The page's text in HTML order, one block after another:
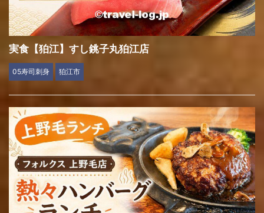
実食【狛江】すし銚子丸狛江店
05寿司刺身 狛江市